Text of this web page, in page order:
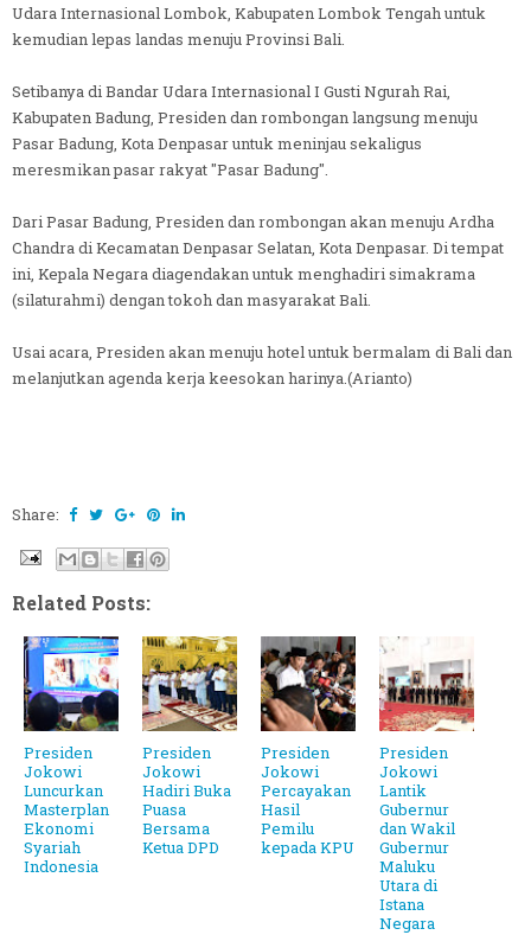
Udara Internasional Lombok, Kabupaten Lombok Tengah untuk
kemudian lepas landas menuju Provinsi Bali.
Setibanya di Bandar Udara Internasional I Gusti Ngurah Rai,
Kabupaten Badung, Presiden dan rombongan langsung menuju
Pasar Badung, Kota Denpasar untuk meninjau sekaligus
meresmikan pasar rakyat "Pasar Badung".
Dari Pasar Badung, Presiden dan rombongan akan menuju Ardha
Chandra di Kecamatan Denpasar Selatan, Kota Denpasar. Di tempat
ini, Kepala Negara diagendakan untuk menghadiri simakrama
(silaturahmi) dengan tokoh dan masyarakat Bali.
Usai acara, Presiden akan menuju hotel untuk bermalam di Bali dan
melanjutkan agenda kerja keesokan harinya.(Arianto)
Share:
Related Posts:
Presiden
Jokowi
Luncurkan
Masterplan
Ekonomi
Syariah
Indonesia
Presiden
Jokowi
Hadiri Buka
Puasa
Bersama
Ketua DPD
Presiden
Jokowi
Percayakan
Hasil
Pemilu
kepada KPU
Presiden
Jokowi
Lantik
Gubernur
dan Wakil
Gubernur
Maluku
Utara di
Istana
Negara